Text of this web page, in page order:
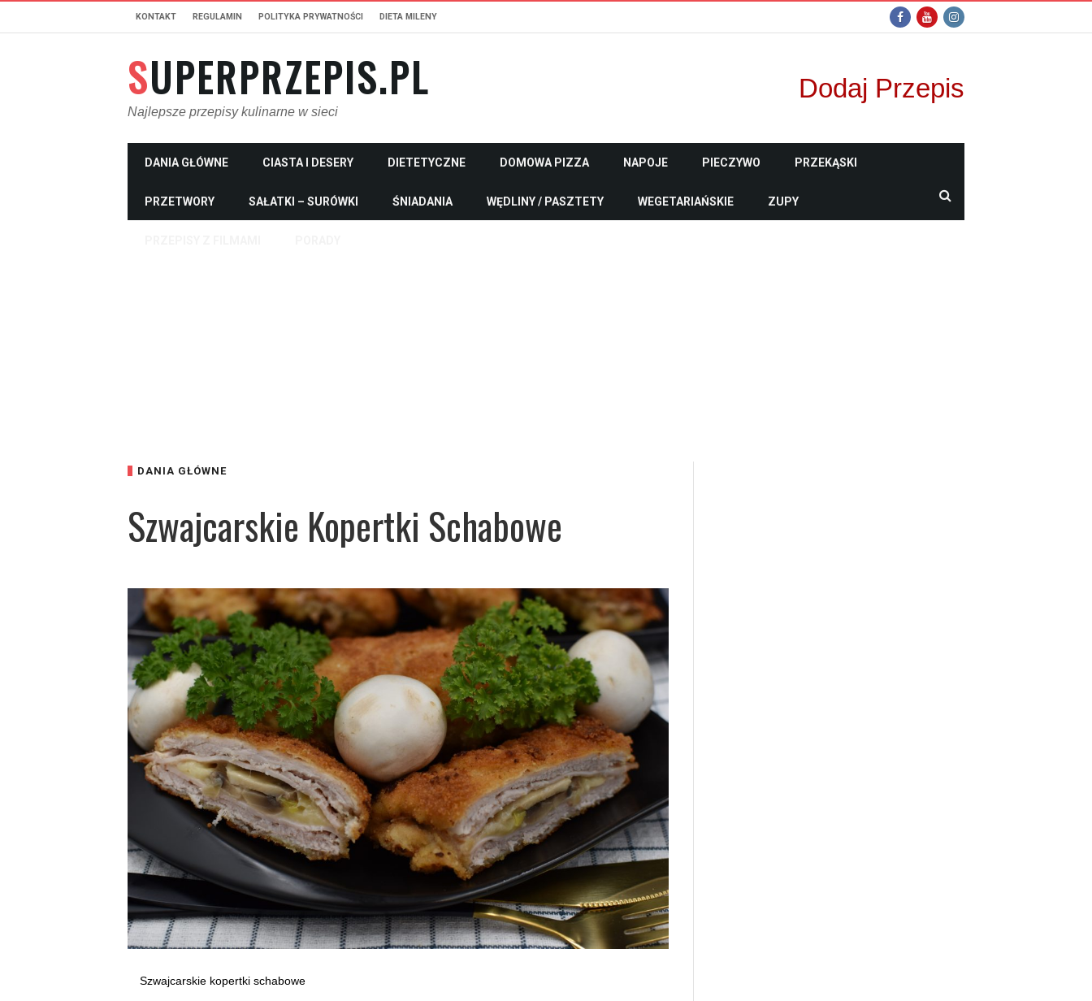
KONTAKT REGULAMIN POLITYKA PRYWATNOŚCI DIETA MILENY
SUPERPRZEPIS.PL
Najlepsze przepisy kulinarne w sieci
Dodaj Przepis
DANIA GŁÓWNE CIASTA I DESERY DIETETYCZNE DOMOWA PIZZA NAPOJE PIECZYWO PRZEKĄSKI
PRZETWORY SAŁATKI – SURÓWKI ŚNIADANIA WĘDLINY / PASZTETY WEGETARIAŃSKIE ZUPY
DANIA GŁÓWNE
Szwajcarskie Kopertki Schabowe
Szwajcarskie kopertki schabowe